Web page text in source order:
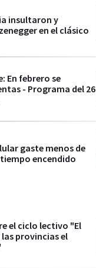
insultaron y
en el clásico
En febrero se
- Programa del 26
gaste menos de
encendido
el ciclo lectivo "El
provincias el